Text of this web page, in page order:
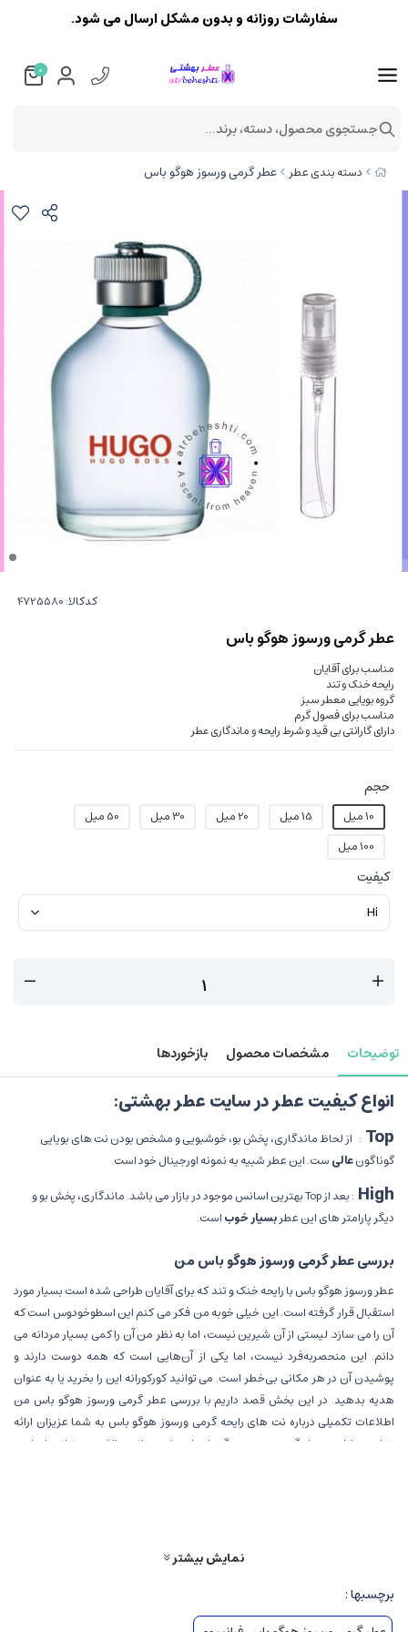
دسته بندی عطر عطر گرمی ورسوز هوگو باس
کدکالا:
عطر گرمی ورسوز هوگو باس
مناسب برای آقایان
رایحه خنک و تند
گروه بویایی معطر سبز
مناسب برای فصول گرم
دارای گارانتی بی قید و شرط رایحه و ماندگاری عطر
حجم
10 میل 15 میل 20 میل 30 میل
50 میل
100 میل
کیفیت
توضیحات مشخصات محصول بازخوردها
انواع کیفیت عطر در سایت عطر بهشتی:
Top
: از لحاظ ماندگاری، پخش بو، خوشبویی و مشخص بودن نت های بویایی
گوناگونعالیست. این عطر شبیه به نمونه اورجینال خود است.
High
:بعد از
بهترین اسانس موجود در بازار می باشد. ماندگاری، پخش بو و
دیگر پارامتر های این عطربسیارخوباست.
بررسی عطر گرمی ورسوز هوگو باس من
عطر ورسوز هوگو باس با رایحه خنک و تند که برای آقایان طراحی شده است بسیار مورد
استقبال قرار گرفته است. این خیلی خوبه من فکر می کنم این اسطوخودوس است که
آن را می سازد. لیستی از آن شیرین نیست، اما به نظر من آن را کمی بسیار مردانه می
دانم. این منحصربه‌فرد نیست، اما یکی از آن‌هایی است که همه دوست دارند و
پوشیدن آن در هر مکانی بی‌خطر است. می توانید کورکورانه این را بخرید یا به عنوان
هدیه بدهید. در این بخش قصد داریم با بررسی عطر گرمی ورسوز هوگو باس من
اطلاعات تکمیلی درباره نت های رایحه گرمی ورسوز هوگو باس به شما عزیزان ارائه
نماییم. با خرید عطر گرمی ورسوز هوگو باس|معطر سبز|نوستالژی می توانید از رایحه
نمایش بیشتر
برچسبها :
سفارشات روزانه و بدون مشکل ارسال می شود.
0
جستجوی محصول، دسته، برند...